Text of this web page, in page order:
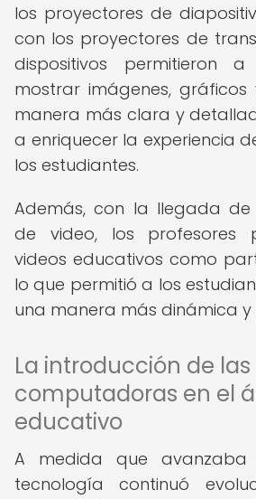
los proyectores de
con los proyectores de
dispositivos permitieron
mostrar imágenes,
manera más clara y
a enriquecer la experiencia
los estudiantes.
Además, con la llegada de
de video, los profesores
videos educativos como
lo que permitió a los
una manera más dinámica
La introducción de las
computadoras en el
educativo
A medida que
tecnología continuó